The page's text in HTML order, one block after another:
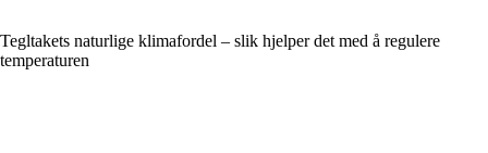
Tegltakets naturlige klimafordel – slik hjelper det med å regulere
temperaturen